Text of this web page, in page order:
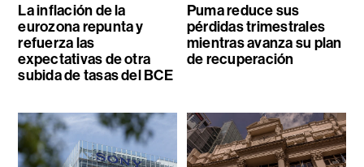
La inflación de la
eurozona repunta y
refuerza las
expectativas de otra
subida de tasas del BCE
Puma reduce sus
pérdidas trimestrales
mientras avanza su plan
de recuperación